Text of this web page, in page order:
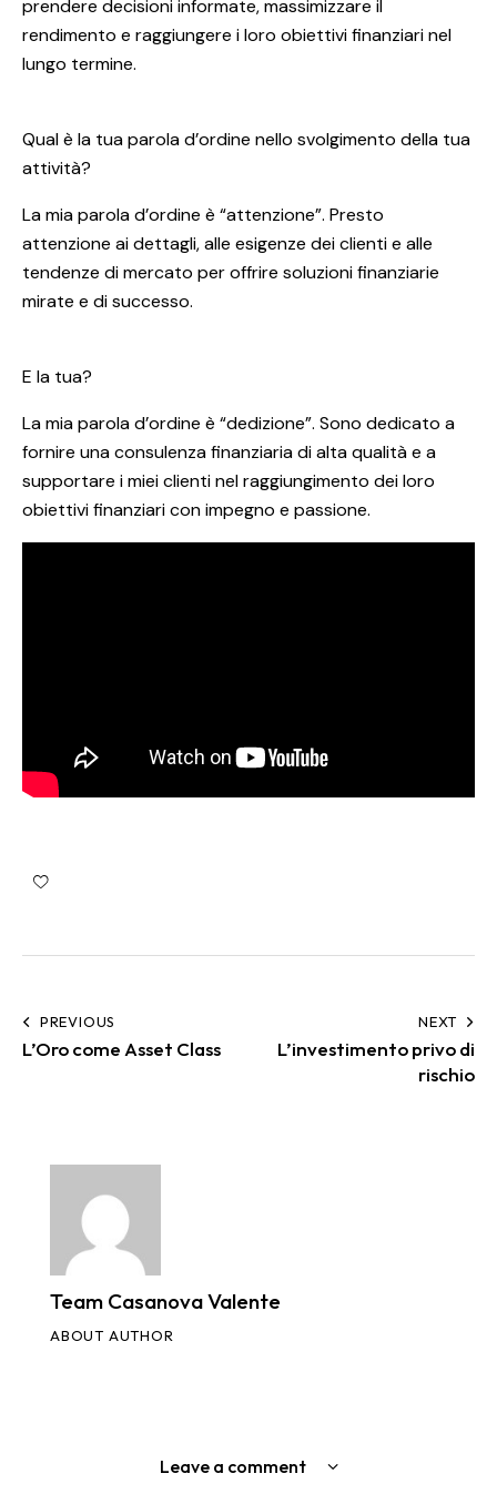
prendere decisioni informate, massimizzare il
rendimento e raggiungere i loro obiettivi finanziari nel
lungo termine.
Qual è la tua parola d’ordine nello svolgimento della tua
attività?
La mia parola d’ordine è “attenzione”. Presto
attenzione ai dettagli, alle esigenze dei clienti e alle
tendenze di mercato per offrire soluzioni finanziarie
mirate e di successo.
E la tua?
La mia parola d’ordine è “dedizione”. Sono dedicato a
fornire una consulenza finanziaria di alta qualità e a
supportare i miei clienti nel raggiungimento dei loro
obiettivi finanziari con impegno e passione.
PREVIOUS
L’Oro come Asset Class
NEXT
L’investimento privo di
rischio
Team Casanova Valente
ABOUT AUTHOR
Leave a comment